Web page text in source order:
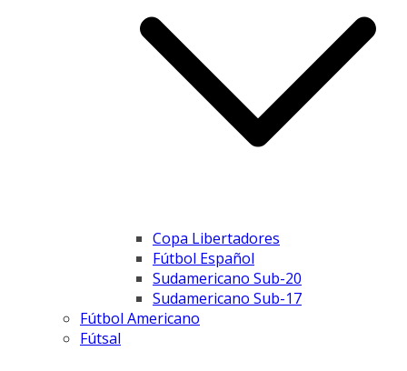
Copa Libertadores
Fútbol Español
Sudamericano Sub-20
Sudamericano Sub-17
Fútbol Americano
Fútsal